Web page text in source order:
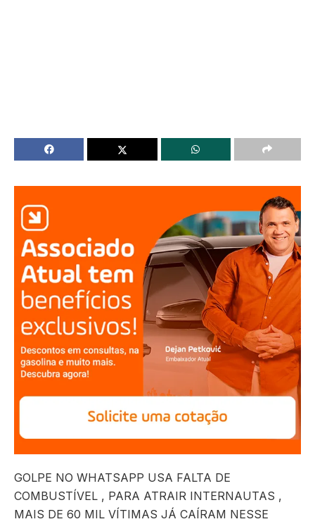
GOLPE NO WHATSAPP USA FALTA DE
COMBUSTÍVEL , PARA ATRAIR INTERNAUTAS ,
MAIS DE 60 MIL VÍTIMAS JÁ CAÍRAM NESSE